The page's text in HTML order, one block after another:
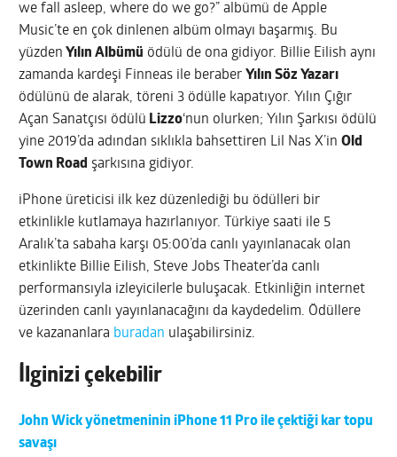
we fall asleep, where do we go?” albümü de Apple
Music’te en çok dinlenen albüm olmayı başarmış. Bu
yüzden Yılın Albümü ödülü de ona gidiyor. Billie Eilish aynı
zamanda kardeşi Finneas ile beraber Yılın Söz Yazarı
ödülünü de alarak, töreni 3 ödülle kapatıyor. Yılın Çığır
Açan Sanatçısı ödülü Lizzo‘nun olurken; Yılın Şarkısı ödülü
yine 2019’da adından sıklıkla bahsettiren Lil Nas X’inOld
Town Road şarkısına gidiyor.
iPhone üreticisi ilk kez düzenlediği bu ödülleri bir
etkinlikle kutlamaya hazırlanıyor. Türkiye saati ile 5
Aralık’ta sabaha karşı 05:00’da canlı yayınlanacak olan
etkinlikte Billie Eilish, Steve Jobs Theater’da canlı
performansıyla izleyicilerle buluşacak. Etkinliğin internet
üzerinden canlı yayınlanacağını da kaydedelim. Ödüllere
ve kazananlara buradan ulaşabilirsiniz.
İlginizi çekebilir
John Wick yönetmeninin iPhone 11 Pro ile çektiği kar topu
savaşı